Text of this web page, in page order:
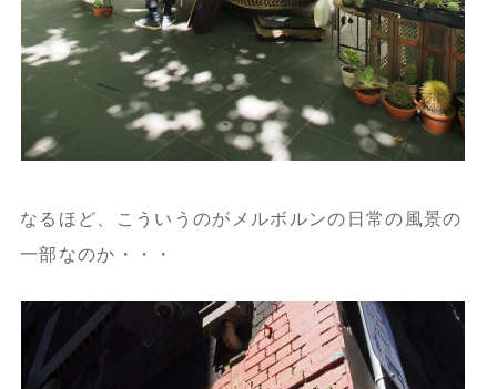
なるほど、こういうのがメルボルンの日常の風景の
一部なのか・・・